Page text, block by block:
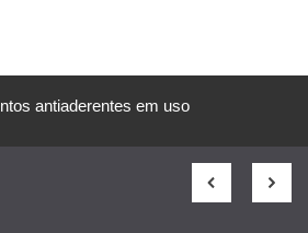
antiaderentes em uso